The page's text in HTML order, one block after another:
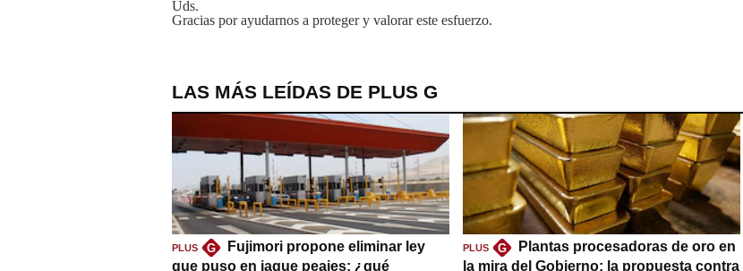
Uds.
Gracias por ayudarnos a proteger y valorar este esfuerzo.
LAS MÁS LEÍDAS DE PLUS G
PLUS G
Fujimori propone eliminar ley
que puso en jaque peajes: ¿qué
PLUS G
Plantas procesadoras de oro en
la mira del Gobierno: la propuesta contra